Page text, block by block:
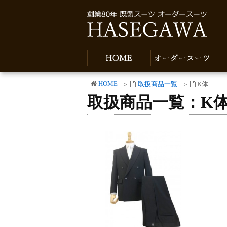
HOME 取扱商品一覧 K体
取扱商品一覧：K